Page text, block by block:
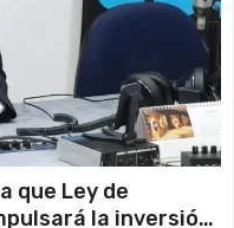
que Ley de
la inversión